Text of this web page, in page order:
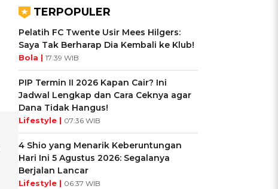
TERPOPULER
Pelatih FC Twente Usir Mees Hilgers:
Saya Tak Berharap Dia Kembali ke Klub!
Bola | 17:39 WIB
PIP Termin II 2026 Kapan Cair? Ini
Jadwal Lengkap dan Cara Ceknya agar
Dana Tidak Hangus!
Lifestyle | 07:36 WIB
4 Shio yang Menarik Keberuntungan
Hari Ini 5 Agustus 2026: Segalanya
Berjalan Lancar
Lifestyle | 06:37 WIB